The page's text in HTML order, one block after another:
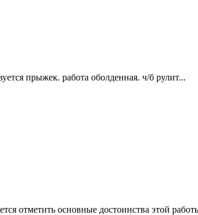
прыжек. работа оболденная. ч/б рулит...
отметить основные достоинства этой